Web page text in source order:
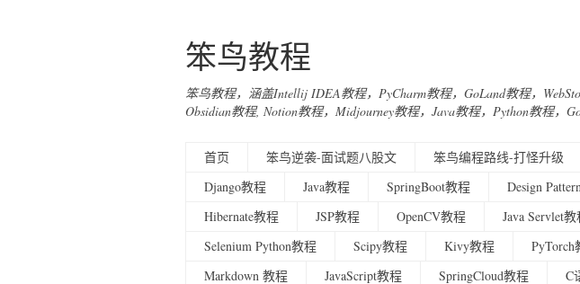
笨鸟教程
笨鸟教程，涵盖Intellij IDEA教程，PyCharm教程，GoLand教程，
Obsidian教程, Notion教程，Midjourney教程，Java教程，Python教程，
首页 笨鸟逆袭-面试题八股文 笨鸟编程路线-打怪升级
Django教程
Java教程 SpringBoot教程 Design
Hibernate教程
JSP教程 OpenCV教程 Java Servlet
Selenium Python教程
Scipy教程 Kivy教程 PyTorch
Markdown 教程
JavaScript教程 SpringCloud教程 C